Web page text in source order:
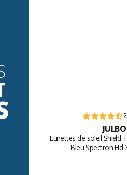
JULBO
Lunettes de soleil Shield
Bleu Spectron Hd